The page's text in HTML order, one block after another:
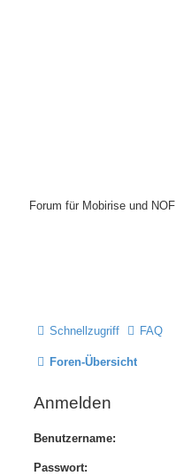
Forum für Mobirise und NOF
Schnellzugriff FAQ
Foren-Übersicht
Anmelden
Benutzername:
Passwort: